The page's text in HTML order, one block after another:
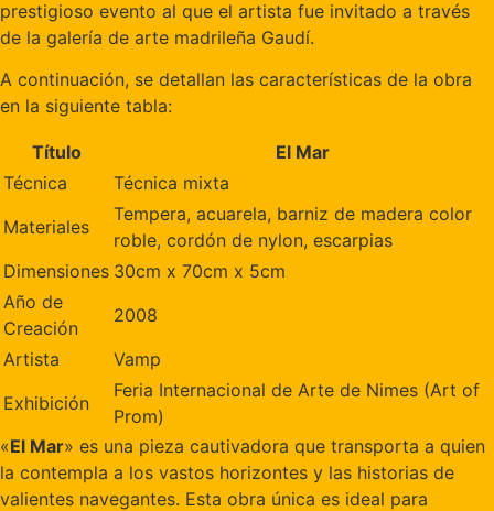
prestigioso evento al que el artista fue invitado a través
de la galería de arte madrileña Gaudí.
A continuación, se detallan las características de la obra
en la siguiente tabla:
Título
El Mar
Técnica
Técnica mixta
Materiales
Tempera, acuarela, barniz de madera color
roble, cordón de nylon, escarpias
Dimensiones 30cm x 70cm x 5cm
Año de
Creación
2008
Artista
Vamp
Exhibición
Feria Internacional de Arte de Nimes (Art of
Prom)
«El Mar» es una pieza cautivadora que transporta a quien
la contempla a los vastos horizontes y las historias de
valientes navegantes. Esta obra única es ideal para